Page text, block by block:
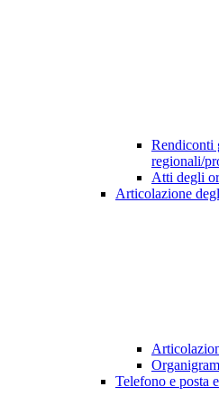
Rendiconti
regionali/
Atti degli
Articolazione
Telefono e posta